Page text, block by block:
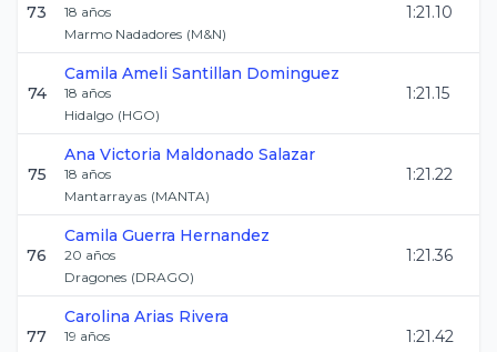
73 18 años
Marmo Nadadores (M&N)
1:21.10
74
Camila Ameli Santillan Dominguez
18 años
Hidalgo (HGO)
1:21.15
75
Ana Victoria Maldonado Salazar
18 años
Mantarrayas (MANTA)
1:21.22
76
Camila Guerra Hernandez
20 años
Dragones (DRAGO)
1:21.36
77
Carolina Arias Rivera
19 años
1:21.42